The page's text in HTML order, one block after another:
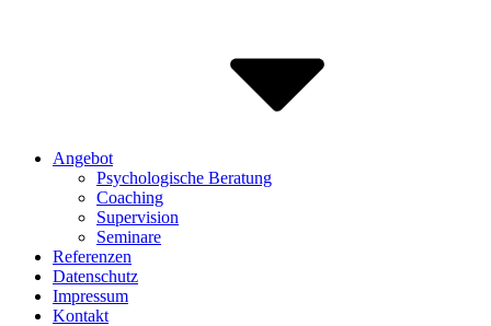
Angebot
Psychologische Beratung
Coaching
Supervision
Seminare
Referenzen
Datenschutz
Impressum
Kontakt